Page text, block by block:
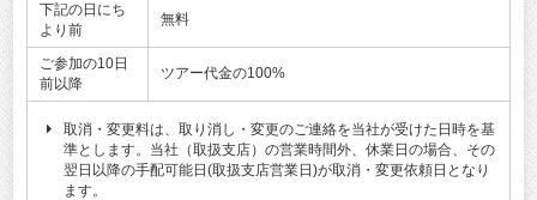
下記の日にち
より前
無料
ご参加の10日
前以降
ツアー代金の100%
取消・変更料は、取り消し・変更のご連絡を当社が受けた日時を基
準とします。当社（取扱支店）の営業時間外、休業日の場合、その
翌日以降の手配可能日(取扱支店営業日)が取消・変更依頼日となり
ます。